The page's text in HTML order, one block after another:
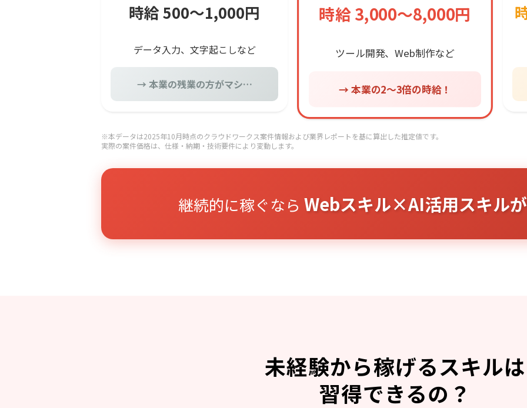
時給 500〜1,000円
データ入力、文字起こしなど
→ 本業の残業の方がマシ…
時給 3,000〜8,000円
ツール開発、Web制作など
→ 本業の2〜3倍の時給！
※本データは2025年10月時点のクラウドワークス案件情報および業界レポートを基に算出した推定値です。
実際の案件価格は、仕様・納期・技術要件により変動します。
継続的に稼ぐなら Webスキル×AI活用スキルが
未経験から稼げるスキルは
習得できるの？